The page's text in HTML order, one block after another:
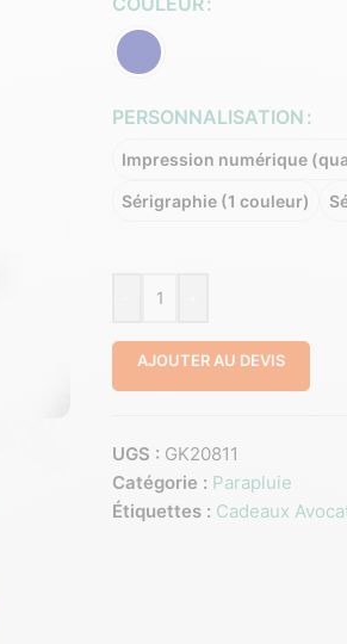
PERSONNALISATION
Impression numérique
Sérigraphie (1 couleur)
AJOUTER AU DEVIS
UGS : GK20811
Catégorie : Parapluie
Étiquettes : Cadeaux